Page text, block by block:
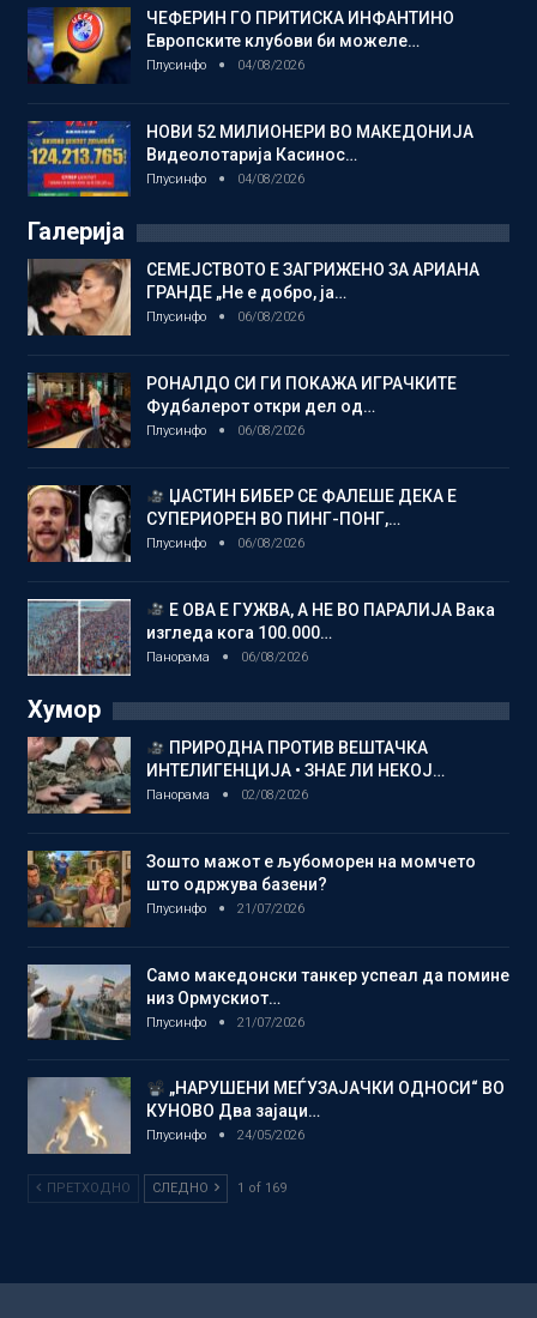
ЧЕФЕРИН ГО ПРИТИСКА ИНФАНТИНО
Европските клубови би можеле…
Плусинфо 04/08/2026
НОВИ 52 МИЛИОНЕРИ ВО МАКЕДОНИЈА
Видеолотарија Касинос…
Плусинфо 04/08/2026
Галерија
СЕМЕЈСТВОТО Е ЗАГРИЖЕНО ЗА АРИАНА
ГРАНДЕ „Не е добро, ја…
Плусинфо 06/08/2026
РОНАЛДО СИ ГИ ПОКАЖА ИГРАЧКИТЕ
Фудбалерот откри дел од…
Плусинфо 06/08/2026
ЏАСТИН БИБЕР СЕ ФАЛЕШЕ ДЕКА Е
СУПЕРИОРЕН ВО ПИНГ-ПОНГ,…
Плусинфо 06/08/2026
Е ОВА Е ГУЖВА, А НЕ ВО ПАРАЛИЈА Вака
изгледа кога 100.000…
Панорама 06/08/2026
Хумор
ПРИРОДНА ПРОТИВ ВЕШТАЧКА
ИНТЕЛИГЕНЦИЈА • ЗНАЕ ЛИ НЕКОЈ…
Панорама 02/08/2026
Зошто мажот е љубоморен на момчето
што одржува базени?
Плусинфо 21/07/2026
Само македонски танкер успеал да помине
низ Ормускиот…
Плусинфо 21/07/2026
„НАРУШЕНИ МЕЃУЗАЈАЧКИ ОДНОСИ“ ВО
КУНОВО Два зајаци…
Плусинфо 24/05/2026
ПРЕТХОДНО СЛЕДНО 1 of 169